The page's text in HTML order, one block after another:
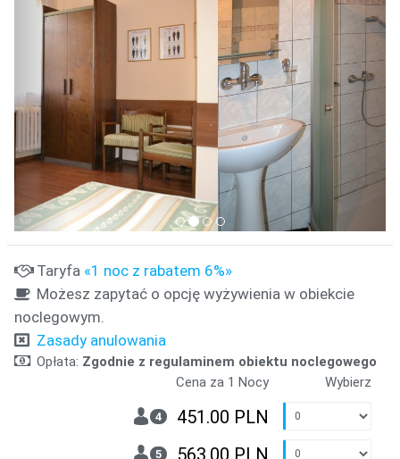
Taryfa «1 noc z rabatem 6%»
Możesz zapytać o opcję wyżywienia w obiekcie
noclegowym.
Zasady anulowania
Opłata: Zgodnie z regulaminem obiektu noclegowego
Cena za 1 Nocy
Wybierz
4 451.00 PLN
5 563.00 PLN